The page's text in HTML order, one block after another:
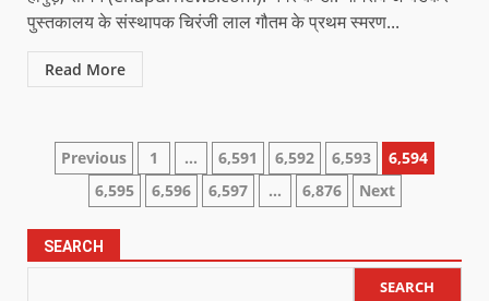
पुस्तकालय के संस्थापक चिरंजी लाल गौतम के प्रथम स्मरण...
Read More
Previous 1 … 6,591 6,592 6,593
6,594
6,595
6,596 6,597 … 6,876 Next
SEARCH
SEARCH